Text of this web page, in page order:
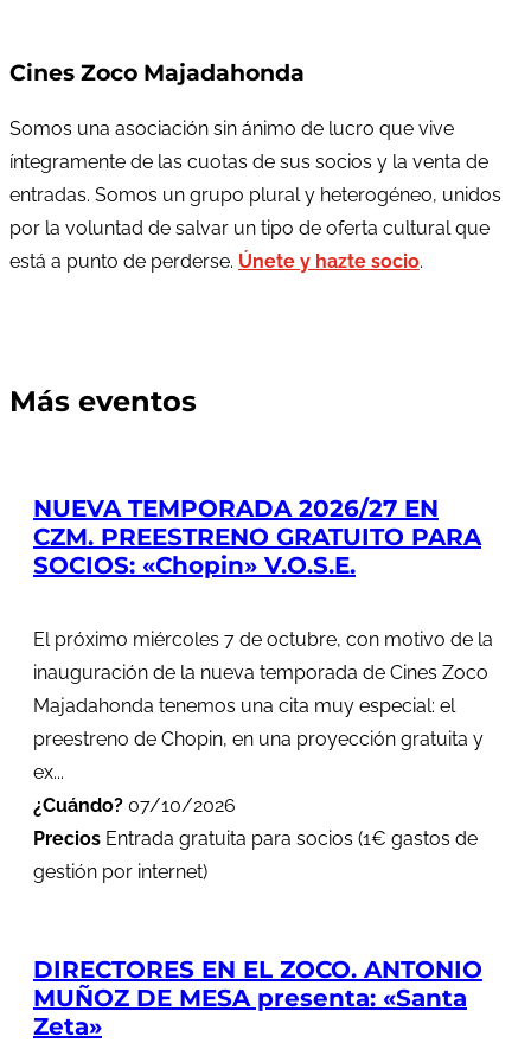
Cines Zoco Majadahonda
Somos una asociación sin ánimo de lucro que vive
íntegramente de las cuotas de sus socios y la venta de
entradas. Somos un grupo plural y heterogéneo, unidos
por la voluntad de salvar un tipo de oferta cultural que
está a punto de perderse. Únete y hazte socio.
Más eventos
NUEVA TEMPORADA 2026/27 EN
CZM. PREESTRENO GRATUITO PARA
SOCIOS: «Chopin» V.O.S.E.
El próximo miércoles 7 de octubre, con motivo de la
inauguración de la nueva temporada de Cines Zoco
Majadahonda tenemos una cita muy especial: el
preestreno de Chopin, en una proyección gratuita y
ex...
¿Cuándo? 07/10/2026
Precios Entrada gratuita para socios (1€ gastos de
gestión por internet)
DIRECTORES EN EL ZOCO. ANTONIO
MUÑOZ DE MESA presenta: «Santa
Zeta»